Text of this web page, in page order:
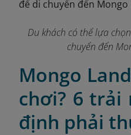
Du khách có thể lựa
chuyển đến
Mongo
chơi? 6 trải
định phải